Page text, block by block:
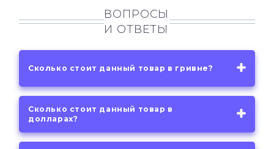
ВОПРОСЫ
И ОТВЕТЫ
Сколько стоит данный товар в гривне?
Сколько стоит данный товар в
долларах?